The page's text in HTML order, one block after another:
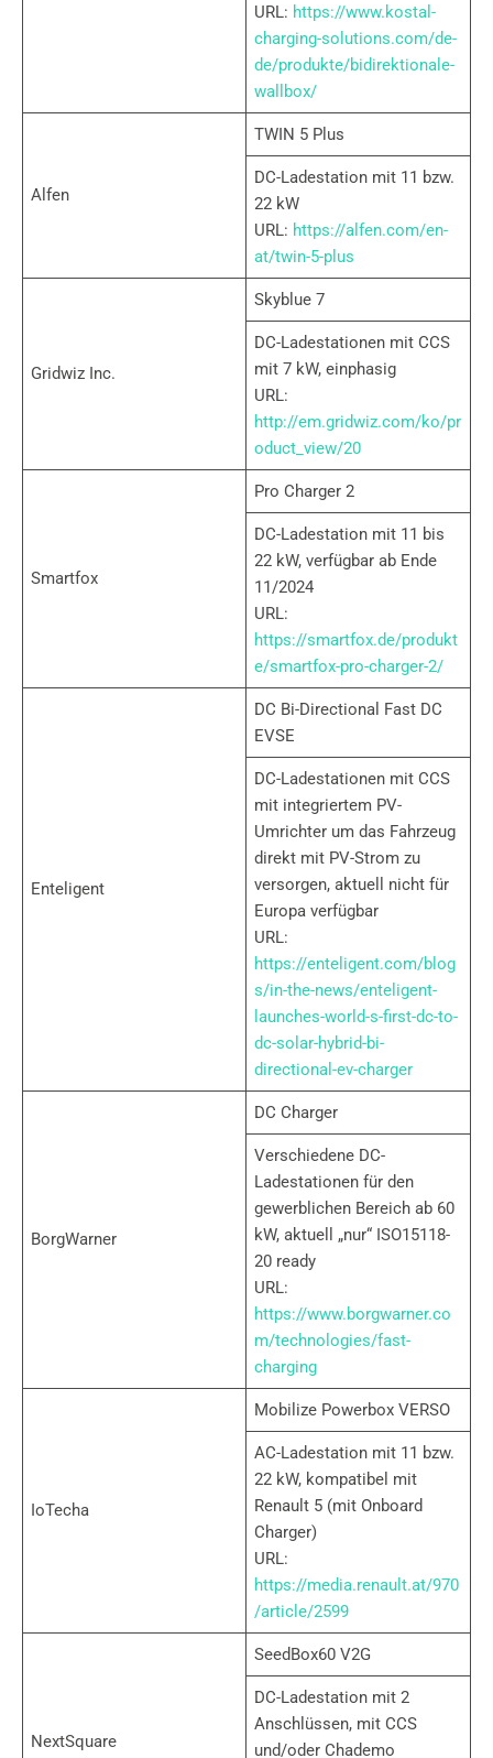
URL: https://www.kostal-
charging-solutions.com/de-
de/produkte/bidirektionale-
wallbox/
Alfen
TWIN 5 Plus
DC-Ladestation mit 11 bzw.
22 kW
URL: https://alfen.com/en-
at/twin-5-plus
Gridwiz Inc.
Skyblue 7
DC-Ladestationen mit CCS
mit 7 kW, einphasig
URL:
http://em.gridwiz.com/ko/pr
oduct_view/20
Smartfox
Pro Charger 2
DC-Ladestation mit 11 bis
22 kW, verfügbar ab Ende
11/2024
URL:
https://smartfox.de/produkt
e/smartfox-pro-charger-2/
Enteligent
DC Bi-Directional Fast DC
EVSE
DC-Ladestationen mit CCS
mit integriertem PV-
Umrichter um das Fahrzeug
direkt mit PV-Strom zu
versorgen, aktuell nicht für
Europa verfügbar
URL:
https://enteligent.com/blog
s/in-the-news/enteligent-
launches-world-s-first-dc-to-
dc-solar-hybrid-bi-
directional-ev-charger
BorgWarner
DC Charger
Verschiedene DC-
Ladestationen für den
gewerblichen Bereich ab 60
kW, aktuell „nur“ ISO15118-
20 ready
URL:
https://www.borgwarner.co
m/technologies/fast-
charging
IoTecha
Mobilize Powerbox VERSO
AC-Ladestation mit 11 bzw.
22 kW, kompatibel mit
Renault 5 (mit Onboard
Charger)
URL:
https://media.renault.at/970
/article/2599
NextSquare
SeedBox60 V2G
DC-Ladestation mit 2
Anschlüssen, mit CCS
und/oder Chademo